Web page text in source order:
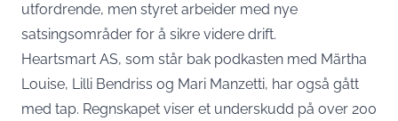
utfordrende, men styret arbeider med nye
satsingsområder for å sikre videre drift.
Heartsmart AS, som står bak podkasten med Märtha
Louise, Lilli Bendriss og Mari Manzetti, har også gått
med tap. Regnskapet viser et underskudd på over 200